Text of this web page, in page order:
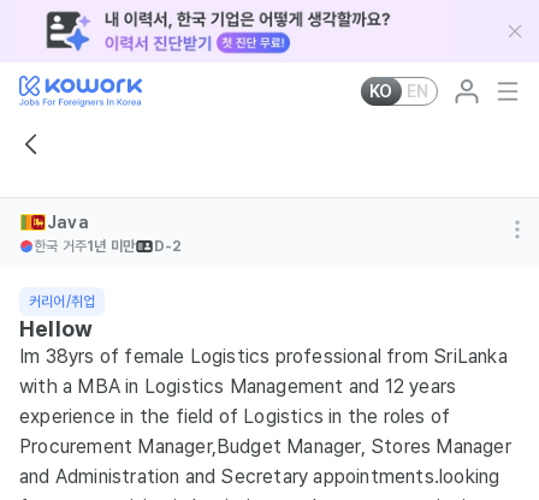
KO EN
Java
한국 거주1년 미만 D-2
커리어/취업
Hellow
Im 38yrs of female Logistics professional from SriLanka
with a MBA in Logistics Management and 12 years
experience in the field of Logistics in the roles of
Procurement Manager,Budget Manager, Stores Manager
and Administration and Secretary appointments.looking